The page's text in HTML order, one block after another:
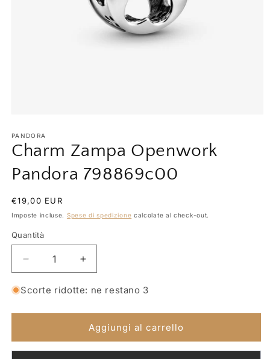
multimediali
1
in
modale
PANDORA
Charm Zampa Openwork
Pandora 798869c00
Prezzo
di
€19,00 EUR
Imposte incluse. Spese di spedizione calcolate al check-out.
Quantità
Quantità
Diminuisci
quantità
per
Zampa
Pandora
798869c00
Aumenta
quantità
per
Zampa
Openwork
Pandora
798869c00
Scorte ridotte: ne restano 3
Aggiungi al carrello